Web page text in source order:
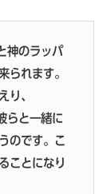
神のラッパ
られます。
り、
らと一緒に
のです。こ
ことになり